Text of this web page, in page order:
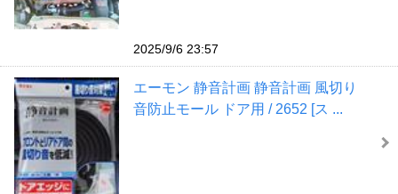
2025/9/6 23:57
エーモン 静音計画 静音計画 風切り
音防止モール ドア用 / 2652 [ス ...